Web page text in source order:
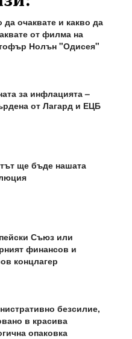
да очаквате и какво да
от филма на
Нолън "Одисея"
за инфлацията –
от Лагард и ЕЦБ
ще бъде нашата
Съюз или
финансов и
концлагер
безсилие,
в красива
опаковка